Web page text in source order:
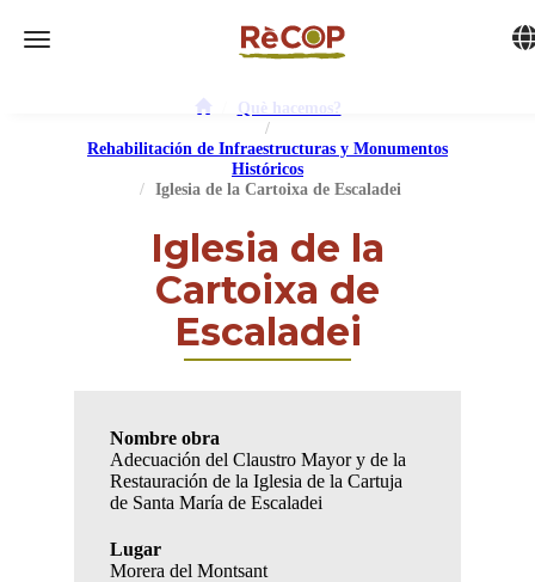
Toggle navigation
Què hacemos?
Rehabilitación de Infraestructuras y Monumentos
Históricos
Iglesia de la Cartoixa de Escaladei
Iglesia de la
Cartoixa de
Escaladei
Nombre obra
Adecuación del Claustro Mayor y de la
Restauración de la Iglesia de la Cartuja
de Santa María de Escaladei
Lugar
Morera del Montsant